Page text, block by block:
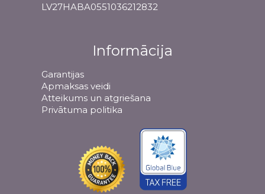
LV27HABA0551036212832
Informācija
Garantijas
Apmaksas veidi
Atteikums un atgriešana
Privātuma politika